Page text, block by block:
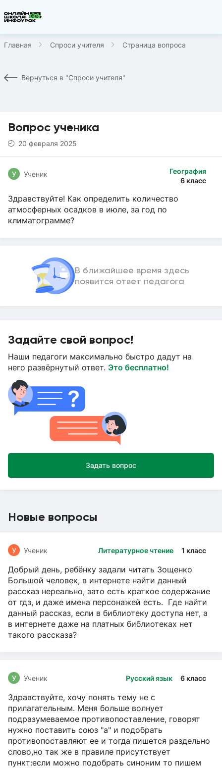
Главная Спроси учителя Страница вопроса
Вернуться в "Спроси учителя"
Вопрос ученика
20 февраля 2025
География
6 класс
У Ученик
Здравствуйте! Как определить количество
атмосферных осадков в июле, за год по
климатограмме?
В ближайшее время здесь
появится ответ педагога
Задайте свой вопрос!
Наши педагоги максимально быстро дадут на
него развёрнутый ответ. Это бесплатно!
Задать вопрос
Новые вопросы
Литературное чтение 1 класс
У Ученик
Добрый день, ребёнку задали читать Зощенко
Большой человек, в интернете найти данный
рассказ нереально, зато есть краткое содержание
от гдз, и даже имена персонажей есть. Где найти
данный рассказ, если в библиотеку доступа нет, а
в интернете даже на платных библиотеках нет
такого рассказа?
Русский язык 6 класс
У Ученик
Здравствуйте, хочу понять тему не с
прилагательным. Меня больше волнует
подразумеваемое противопоставление, говорят
нужно поставить союз "а" и подобрать
противопоставляют ее и тогда пишется раздельно
слово,но так же в правиле присутствует
пункт:если можно подобрать синоним то пишем